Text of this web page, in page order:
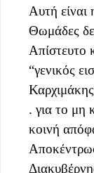
Αυτή είναι
Θωμάδες
Απίστευτο
“γενικός
. για το μη
κοινή